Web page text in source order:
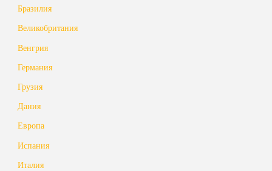
Бразилия
Великобритания
Венгрия
Германия
Грузия
Дания
Европа
Испания
Италия